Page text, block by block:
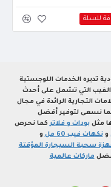
للسلة
تديره الخدمات اللوجستية
الفيب التي تشمل على أحدث
التجارية الرائدة في مجال
نسعى لتوفير أفضل
مثل بودات و فلاتركما نحرص
ونكهات فيب 60 مل
و
سحبة السيجارة المؤقتة
ماركات عالمية